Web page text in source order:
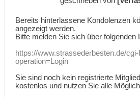
Bereits hinterlassene Kondolenzen
angezeigt werden.
Bitte melden Sie sich über folgenden
https://www.strassederbesten.de/
operation=Login
Sie sind noch kein registrierte
kostenlos und nutzen Sie alle